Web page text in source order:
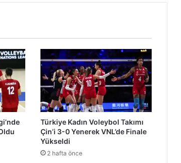
Türkiye Kadın Voleybol Takımı
Çin’i 3-0 Yenerek VNL’de Finale
Yükseldi
2 hafta önce